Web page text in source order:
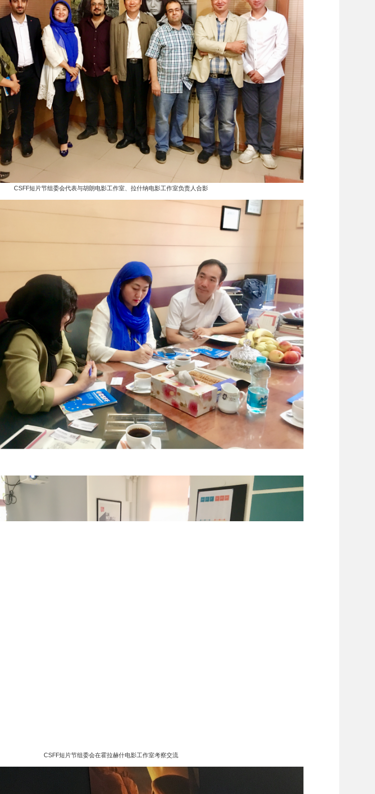
CSFF短片节组委会代表与胡朗电影工作室、拉什纳电影工作室负责人合影
CSFF短片节组委会在霍拉赫什电影工作室考察交流